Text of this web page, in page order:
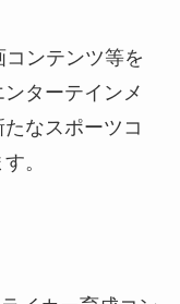
ンテンツ等を
ターテインメ
なスポーツコ
。